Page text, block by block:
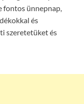
fontos ünnepnap,
és
szeretetüket és